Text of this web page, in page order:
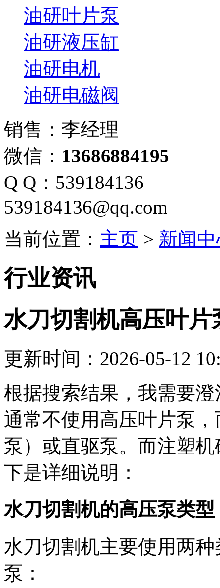
油研叶片泵
油研液压缸
油研电机
油研电磁阀
销售：李经理
微信： 13686884195
Q Q：539184136
539184136@qq.com
当前位置： 主页 > 新闻
行业资讯
水刀切割机高压叶
更新时间：2026-05-12
根据搜索结果，我需要
通常不使用高压叶片泵
泵）或直驱泵。而注塑
下是详细说明：
水刀切割机的高压泵类型
水刀切割机主要使用两
泵：